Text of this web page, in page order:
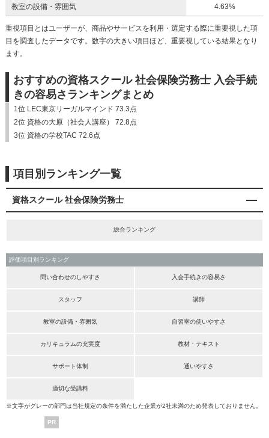
教室の設備・雰囲気 4.63%
重視項目とはユーザーが、商品やサービスを利用・選定する際に重要視した項
目を調査したデータです。数字の大きい項目ほど、重要視している結果となり
ます。
おすすめの資格スクール 社会保険労務士 入会手続
きの容易さランキングまとめ
1位 LEC東京リーガルマインド 73.3点
2位 資格の大原（社会人講座） 72.8点
3位 資格の学校TAC 72.6点
項目別ランキング一覧
資格スクール 社会保険労務士
総合ランキング
評価項目別ランキング
問い合わせのしやすさ 入会手続きの容易さ
スタッフ 講師
教室の設備・雰囲気 自習室の使いやすさ
カリキュラムの充実度 教材・テキスト
サポート体制 通いやすさ
適切な受講料
※文字がグレーの部門は当社規定の条件を満たした企業が2社未満のため発表しておりません。
PR